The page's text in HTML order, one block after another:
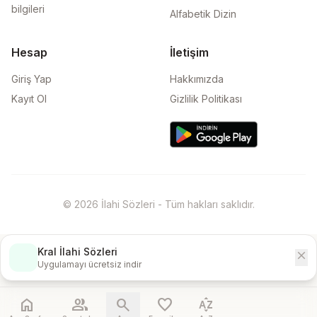
bilgileri Alfabetik Dizin
Hesap
Giriş Yap
Kayıt Ol
İletişim
Hakkımızda
Gizlilik Politikası
© 2026 İlahi Sözleri - Tüm hakları saklıdır.
Kral İlahi Sözleri
Uygulamayı ücretsiz indir
close
home people search favorite sort_by_alpha